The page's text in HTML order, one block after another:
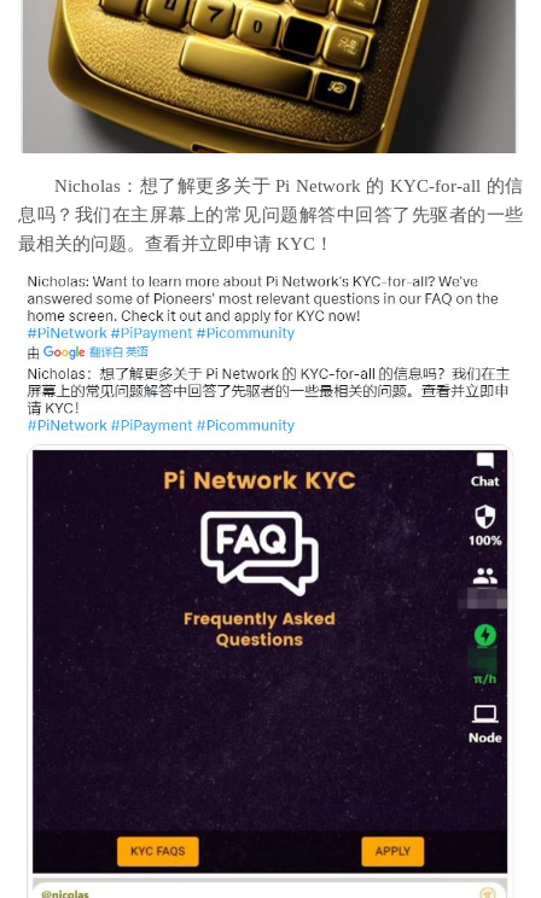
Nicholas：想了解更多关于 Pi Network 的 KYC-for-all 的信
息吗？我们在主屏幕上的常见问题解答中回答了先驱者的一些
最相关的问题。查看并立即申请 KYC！